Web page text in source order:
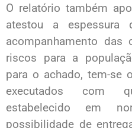
O relatório também
atestou a
acompanhamento das
riscos para a
para o achado, tem-se
executados com
estabelecido em
possibilidade de